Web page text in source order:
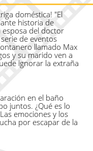
doméstica! "El
historia de
esposa del doctor
de eventos
llamado Max
y su marido ven a
ignorar la extraña
en el baño
juntos. ¿Qué es lo
emociones y los
por escapar de la